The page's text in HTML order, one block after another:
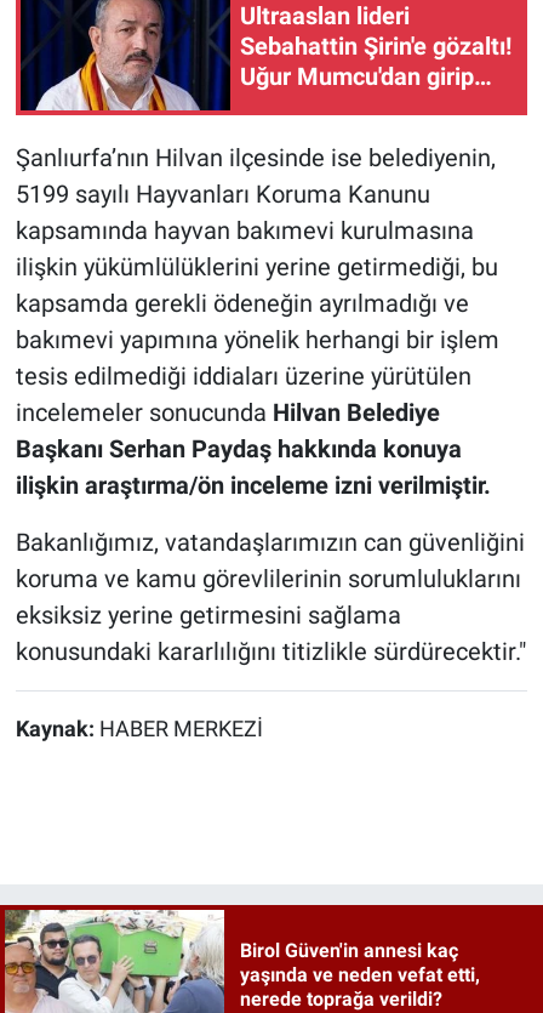
Ultraaslan lideri
Sebahattin Şirin'e gözaltı!
Uğur Mumcu'dan girip
çıkmıştı
Şanlıurfa’nın Hilvan ilçesinde ise belediyenin,
5199 sayılı Hayvanları Koruma Kanunu
kapsamında hayvan bakımevi kurulmasına
ilişkin yükümlülüklerini yerine getirmediği, bu
kapsamda gerekli ödeneğin ayrılmadığı ve
bakımevi yapımına yönelik herhangi bir işlem
tesis edilmediği iddiaları üzerine yürütülen
incelemeler sonucunda Hilvan Belediye
Başkanı Serhan Paydaş hakkında konuya
ilişkin araştırma/ön inceleme izni verilmiştir.
Bakanlığımız, vatandaşlarımızın can güvenliğini
koruma ve kamu görevlilerinin sorumluluklarını
eksiksiz yerine getirmesini sağlama
konusundaki kararlılığını titizlikle sürdürecektir."
Kaynak: HABER MERKEZİ
Birol Güven'in annesi kaç
yaşında ve neden vefat etti,
nerede toprağa verildi?